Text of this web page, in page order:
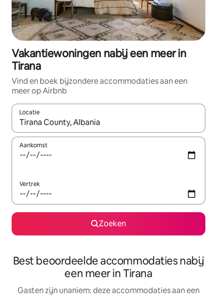
Vakantiewoningen nabij een meer in
Tirana
Vind en boek bijzondere accommodaties aan een
meer op Airbnb
Locatie
Wanneer er resultaten beschikbaar zijn, maak je een keuze
Aankomst
Vertrek
Zoeken
Best beoordeelde accommodaties nabij
een meer in Tirana
Gasten zijn unaniem: deze accommodaties aan een